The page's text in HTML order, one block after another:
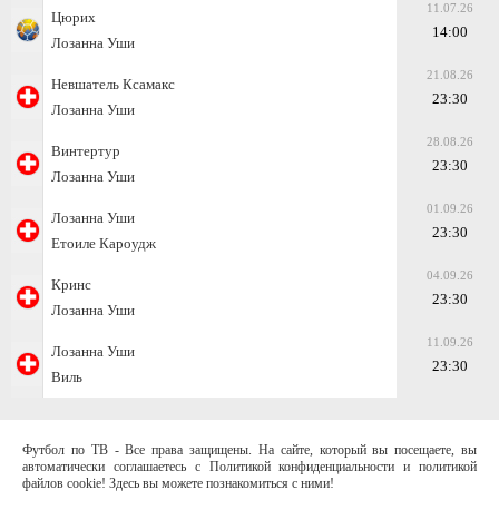
Цюрих
Лозанна Уши
11.07.26
14:00
Невшатель Ксамакс
Лозанна Уши
21.08.26
23:30
Винтертур
Лозанна Уши
28.08.26
23:30
Лозанна Уши
Етоиле Кароудж
01.09.26
23:30
Кринс
Лозанна Уши
04.09.26
23:30
Лозанна Уши
Виль
11.09.26
23:30
Футбол по ТВ - Все права защищены. На сайте, который вы посещаете, вы
автоматически соглашаетесь с Политикой конфиденциальности и политикой
файлов cookie! Здесь вы можете познакомиться с ними!